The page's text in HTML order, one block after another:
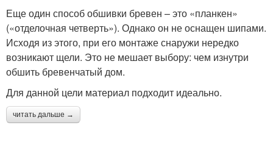
Еще один способ обшивки бревен – это «планкен»
(«отделочная четверть»). Однако он не оснащен шипами.
Исходя из этого, при его монтаже снаружи нередко
возникают щели. Это не мешает выбору: чем изнутри
обшить бревенчатый дом.
Для данной цели материал подходит идеально.
читать дальше →